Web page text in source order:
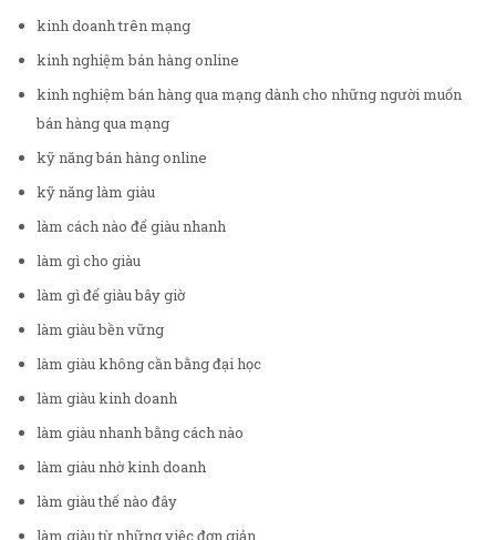
kinh doanh trên mạng
kinh nghiệm bán hàng online
kinh nghiệm bán hàng qua mạng dành cho những người muốn
bán hàng qua mạng
kỹ năng bán hàng online
kỹ năng làm giàu
làm cách nào để giàu nhanh
làm gì cho giàu
làm gì để giàu bây giờ
làm giàu bền vững
làm giàu không cần bằng đại học
làm giàu kinh doanh
làm giàu nhanh bằng cách nào
làm giàu nhờ kinh doanh
làm giàu thế nào đây